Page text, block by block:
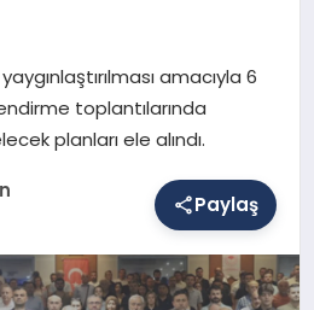
amacıyla 6
toplantılarında
planları ele alındı.
Paylaş